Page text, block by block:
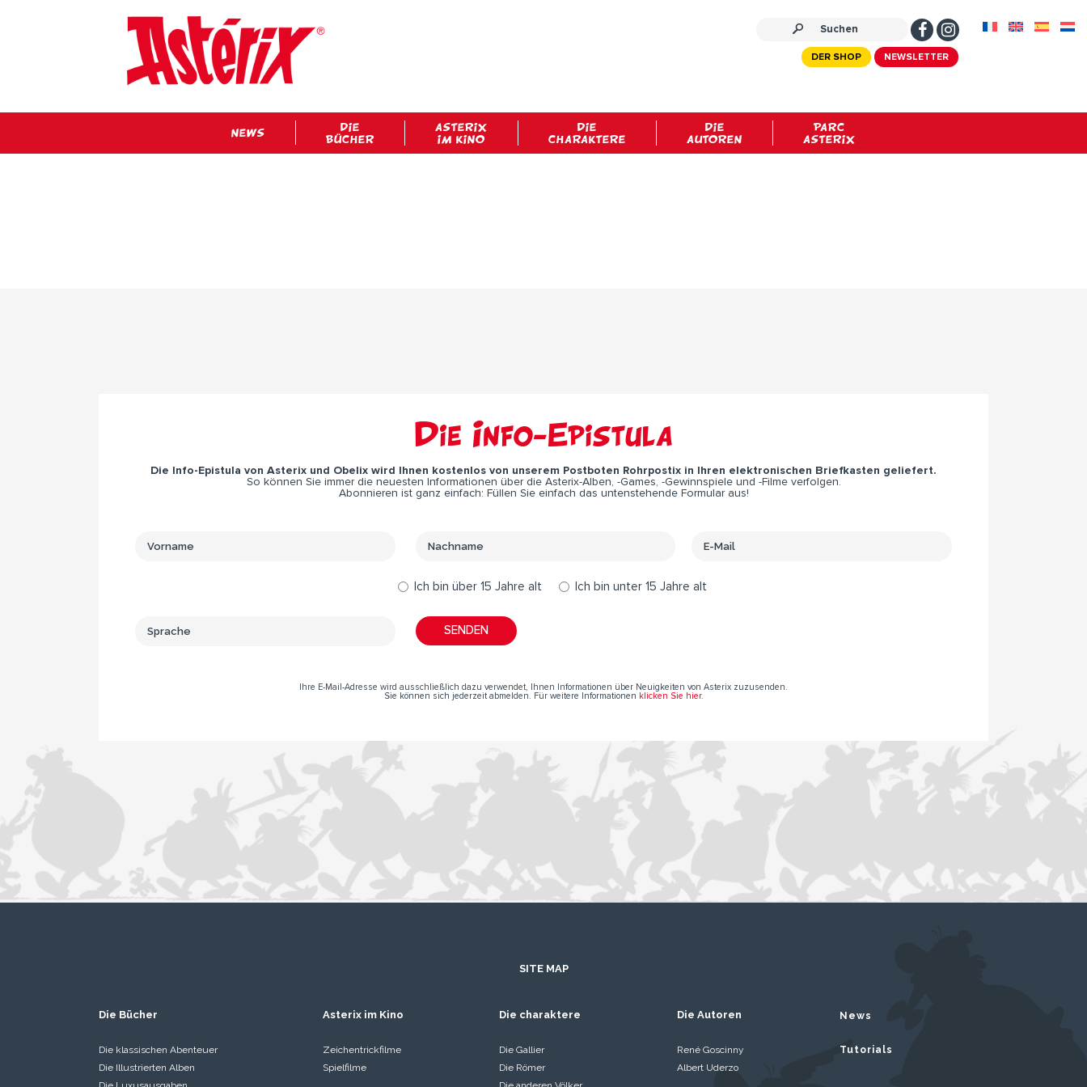
NEWSLETTER
DER SHOP
NEWS
DIE
BÜCHER
ASTERIX
IM KINO
DIE
CHARAKTERE
DIE
AUTOREN
PARC
ASTERIX
Die Info-Epistula
Die Info-Epistula von Asterix und Obelix wird Ihnen kostenlos von unserem Postboten Rohrpostix in Ihren elektronischen Briefkasten geliefert.
So können Sie immer die neuesten Informationen über die Asterix-Alben, -Games, -Gewinnspiele und -Filme verfolgen.
Abonnieren ist ganz einfach: Füllen Sie einfach das untenstehende Formular aus!
Ich bin über 15 Jahre alt Ich bin unter 15 Jahre alt
Ihre E-Mail-Adresse wird ausschließlich dazu verwendet, Ihnen Informationen über Neuigkeiten von Asterix zuzusenden.
Sie können sich jederzeit abmelden. Für weitere Informationen klicken Sie hier.
SITE MAP
Die Bücher
Die klassischen Abenteuer
Die Illustrierten Alben
Asterix im Kino
Zeichentrickfilme
Spielfilme
Die charaktere
Die Gallier
Die Römer
Die Autoren
René Goscinny
Albert Uderzo
News
Tutorials